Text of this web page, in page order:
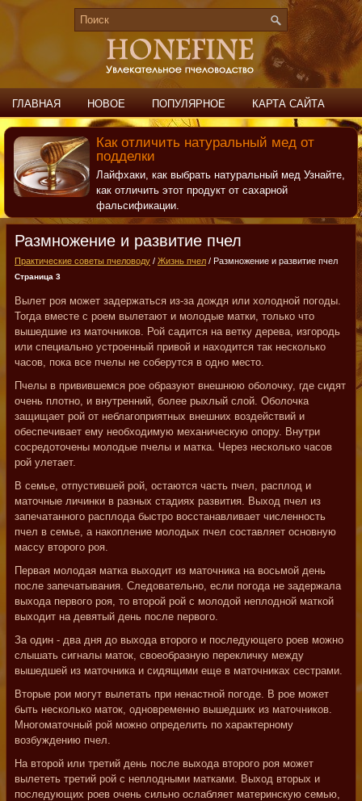
ГЛАВНАЯ НОВОЕ ПОПУЛЯРНОЕ КАРТА САЙТА
ПОИСК КОНТАКТЫ
Как отличить натуральный мед от
подделки
Лайфхаки, как выбрать натуральный мед Узнайте,
как отличить этот продукт от сахарной
фальсификации.
Размножение и развитие пчел
Практические советы пчеловоду / Жизнь пчел / Размножение и развитие пчел
Страница 3
Вылет роя может задержаться из-за дождя или холодной погоды.
Тогда вместе с роем вылетают и молодые матки, только что
вышедшие из маточников. Рой садится на ветку дерева, изгородь
или специально устроенный привой и находится так несколько
часов, пока все пчелы не соберутся в одно место.
Пчелы в привившемся рое образуют внешнюю оболочку, где сидят
очень плотно, и внутренний, более рыхлый слой. Оболочка
защищает рой от неблагоприятных внешних воздействий и
обеспечивает ему необходимую механическую опору. Внутри
сосредоточены молодые пчелы и матка. Через несколько часов
рой улетает.
В семье, отпустившей рой, остаются часть пчел, расплод и
маточные личинки в разных стадиях развития. Выход пчел из
запечатанного расплода быстро восстанавливает численность
пчел в семье, а накопление молодых пчел составляет основную
массу второго роя.
Первая молодая матка выходит из маточника на восьмой день
после запечатывания. Следовательно, если погода не задержала
выхода первого роя, то второй рой с молодой неплодной маткой
выходит на девятый день после первого.
За один - два дня до выхода второго и последующего роев можно
слышать сигналы маток, своеобразную перекличку между
вышедшей из маточника и сидящими еще в маточниках сестрами.
Вторые рои могут вылетать при ненастной погоде. В рое может
быть несколько маток, одновременно вышедших из маточников.
Многоматочный рой можно определить по характерному
возбуждению пчел.
На второй или третий день после выхода второго роя может
вылететь третий рой с неплодными матками. Выход вторых и
последующих роев очень сильно ослабляет материнскую семью,